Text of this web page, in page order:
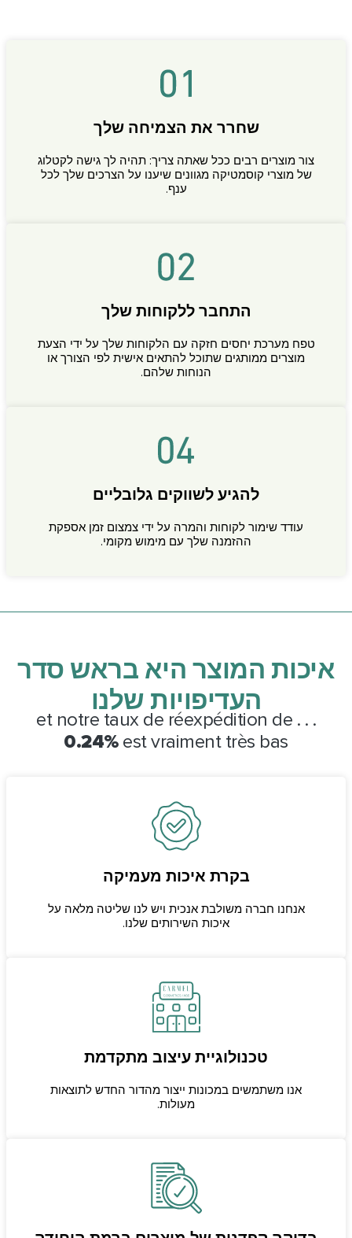
שחרר את הצמיחה שלך
צור מוצרים רבים ככל שאתה צריך: תהיה לך גישה לקטלוג
של מוצרי קוסמטיקה מגוונים שיענו על הצרכים שלך לכל
ענף.
התחבר ללקוחות שלך
טפח מערכת יחסים חזקה עם הלקוחות שלך על ידי הצעת
מוצרים ממותגים שתוכל להתאים אישית לפי הצורך או
הנוחות שלהם.
להגיע לשווקים גלובליים
עודד שימור לקוחות והמרה על ידי צמצום זמן אספקת
ההזמנה שלך עם מימוש מקומי.
איכות המוצר היא בראש סדר
העדיפויות שלנו
. . . et notre taux de réexpédition de
0.24%est vraiment très bas
בקרת איכות מעמיקה
אנחנו חברה משולבת אנכית ויש לנו שליטה מלאה על
איכות השירותים שלנו.
טכנולוגיית עיצוב מתקדמת
אנו משתמשים במכונות ייצור מהדור החדש לתוצאות
מעולות.